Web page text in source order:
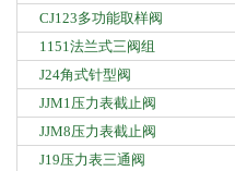
CJ123多功能取样阀
1151法兰式三阀组
J24角式针型阀
JJM1压力表截止阀
JJM8压力表截止阀
J19压力表三通阀